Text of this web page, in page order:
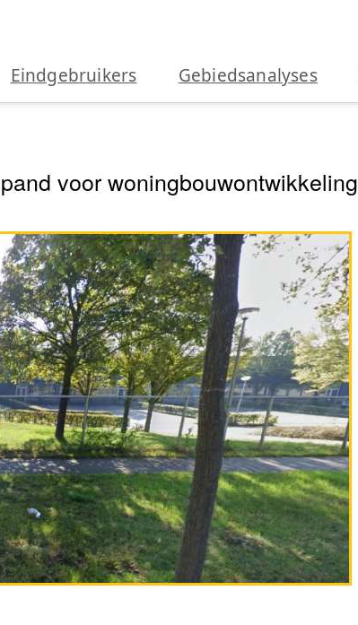
Eindgebruikers Gebiedsanalyses
voor woningbouwontwikkeling